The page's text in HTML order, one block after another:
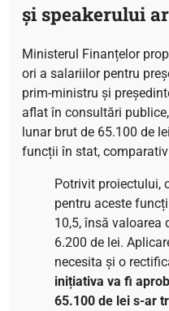
și speakerului
Ministerul Finanțelor
ori a salariilor pentru
prim-ministru și
aflat în consultări
lunar brut de 65.100 de
funcții în stat,
Potrivit proiectului,
pentru aceste
10,5, însă valoarea
6.200 de lei.
necesita și o
inițiativa va fi
65.100 de lei s-ar